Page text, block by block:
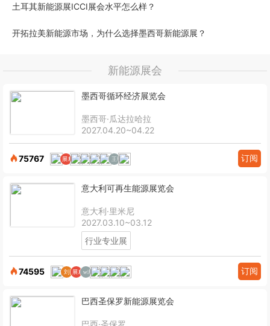
土耳其新能源展ICCI展会水平怎么样？
开拓拉美新能源市场，为什么选择墨西哥新能源展？
新能源展会
墨西哥循环经济展览会
墨西哥·瓜达拉哈拉
2027.04.20~04.22
75767 订阅
意大利可再生能源展览会
意大利·里米尼
2027.03.10~03.12
行业专业展
74595 订阅
巴西圣保罗新能源展览会
巴西·圣保罗